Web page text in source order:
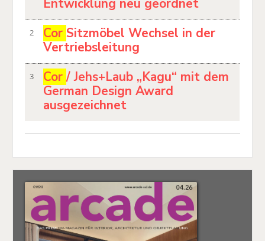
Entwicklung neu geordnet
2 Cor Sitzmöbel Wechsel in der
Vertriebsleitung
3 Cor/ Jehs+Laub „Kagu“ mit dem
German Design Award
ausgezeichnet